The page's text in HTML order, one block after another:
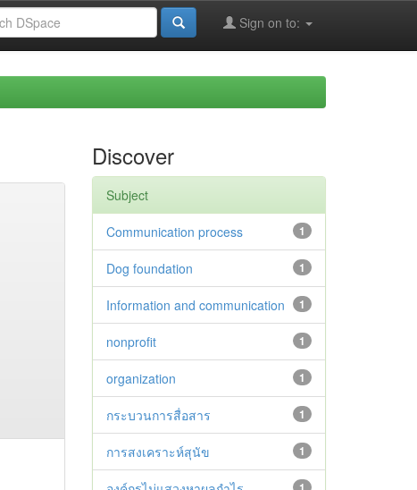
Sign on to:
Discover
Subject
1
Communication process
1
Dog foundation
1
Information and communication
1
nonprofit
1
organization
1
กระบวนการสื่อสาร
1
การสงเคราะห์สุนัข